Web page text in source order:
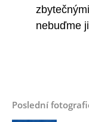
nebuďme
Poslední